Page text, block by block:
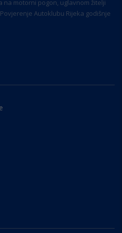
na motorni pogon, uglavnom žitelji
Autoklubu Rijeka godišnje